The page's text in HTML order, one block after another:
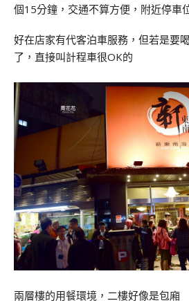
個15分鐘，交通不算方便，附近停車
好在店家有代客泊車服務，但若是要
了，直接叫計程車很OK的
兩層樓的用餐環境，二樓好像是包廂